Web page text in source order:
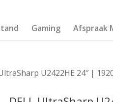
Gaming Afspraak
U2422HE 24″ |